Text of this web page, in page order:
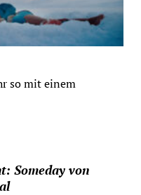
so mit einem
Someday von